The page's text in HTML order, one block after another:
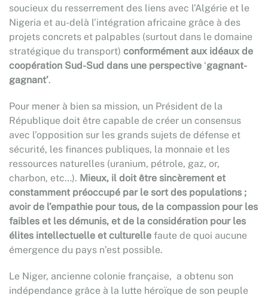
soucieux du resserrement des liens avec l’Algérie et le
Nigeria et au-delà l’intégration africaine grâce à des
projets concrets et palpables (surtout dans le domaine
stratégique du transport) conformément aux idéaux de
coopération Sud-Sud dans une perspective ‘gagnant-
gagnant’.
Pour mener à bien sa mission, un Président de la
République doit être capable de créer un consensus
avec l’opposition sur les grands sujets de défense et
sécurité, les finances publiques, la monnaie et les
ressources naturelles (uranium, pétrole, gaz, or,
charbon, etc…). Mieux, il doit être sincèrement et
constamment préoccupé par le sort des populations ;
avoir de l’empathie pour tous, de la compassion pour les
faibles et les démunis, et de la considération pour les
élites intellectuelle et culturelle faute de quoi aucune
émergence du pays n’est possible.
Le Niger, ancienne colonie française, a obtenu son
indépendance grâce à la lutte héroïque de son peuple